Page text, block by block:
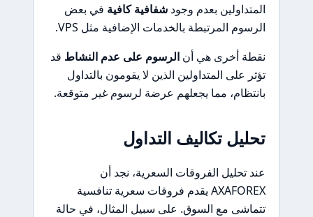
المتداولين بعدم وجودشفافية كافية في بعض
الرسوم المرتبطة بالخدمات الإضافية مثل VPS.
نقطة أخرى هي أنالرسوم على عدم النشاط قد
تؤثر على المتداولين الذين لا يقومون بالتداول
بانتظام، مما يجعلهم عرضة لرسوم غير متوقعة.
تحليل تكاليف التداول
عند تحليل الفروقات السعرية، نجد أن
AXAFOREX يقدم فروقات سعرية تنافسية
تتماشى مع السوق. على سبيل المثال، في حالة